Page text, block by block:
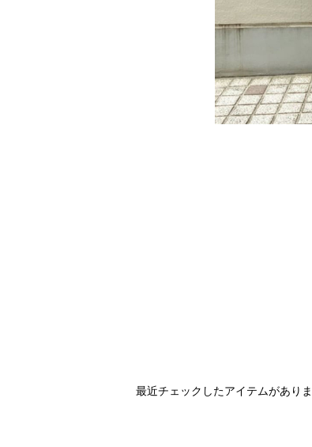
最近チェックしたアイテムがありま